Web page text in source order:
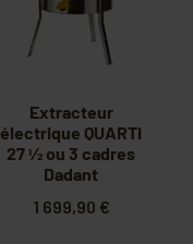
Extracteur
électrique QUARTI
27 1⁄2 ou 3 cadres
Dadant
1 699,90 €